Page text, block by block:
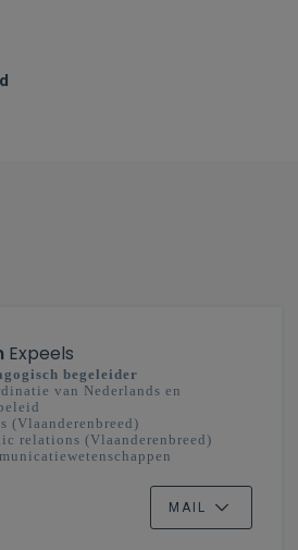
Expeels
begeleider
van Nederlands en
(Vlaanderenbreed)
relations (Vlaanderenbreed)
Ieder kind taalheld
MAIL